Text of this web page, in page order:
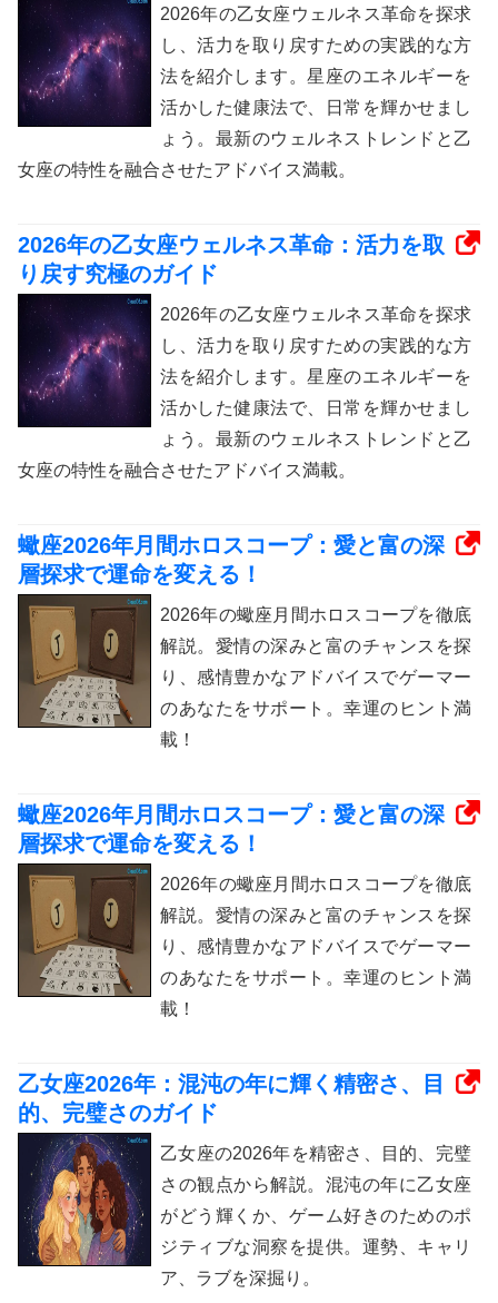
2026年の乙女座ウェルネス革命を探求
し、活力を取り戻すための実践的な方
法を紹介します。星座のエネルギーを
活かした健康法で、日常を輝かせまし
ょう。最新のウェルネストレンドと乙
女座の特性を融合させたアドバイス満載。
2026年の乙女座ウェルネス革命：活力を取
り戻す究極のガイド
2026年の乙女座ウェルネス革命を探求
し、活力を取り戻すための実践的な方
法を紹介します。星座のエネルギーを
活かした健康法で、日常を輝かせまし
ょう。最新のウェルネストレンドと乙
女座の特性を融合させたアドバイス満載。
蠍座2026年月間ホロスコープ：愛と富の深
層探求で運命を変える！
2026年の蠍座月間ホロスコープを徹底
解説。愛情の深みと富のチャンスを探
り、感情豊かなアドバイスでゲーマー
のあなたをサポート。幸運のヒント満
載！
蠍座2026年月間ホロスコープ：愛と富の深
層探求で運命を変える！
2026年の蠍座月間ホロスコープを徹底
解説。愛情の深みと富のチャンスを探
り、感情豊かなアドバイスでゲーマー
のあなたをサポート。幸運のヒント満
載！
乙女座2026年：混沌の年に輝く精密さ、目
的、完璧さのガイド
乙女座の2026年を精密さ、目的、完璧
さの観点から解説。混沌の年に乙女座
がどう輝くか、ゲーム好きのためのポ
ジティブな洞察を提供。運勢、キャリ
ア、ラブを深掘り。